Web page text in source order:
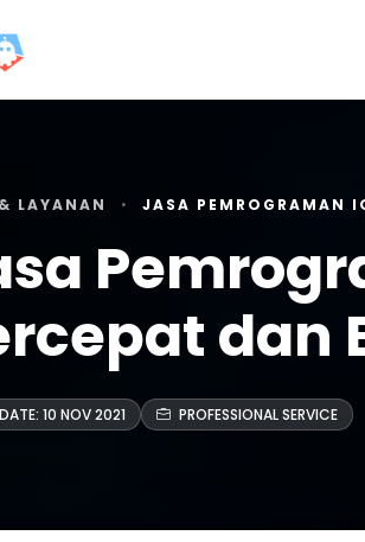
LAYANAN JASA PEMROGRAMAN
dan
10 NOV 2021 PROFESSIONAL SERVICE